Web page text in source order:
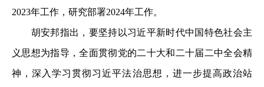
2023年工作，研究部署2024年工作。
胡安邦指出，要坚持以习近平新时代中国特色社会主
义思想为指导，全面贯彻党的二十大和二十届二中全会精
神，深入学习贯彻习近平法治思想，进一步提高政治站